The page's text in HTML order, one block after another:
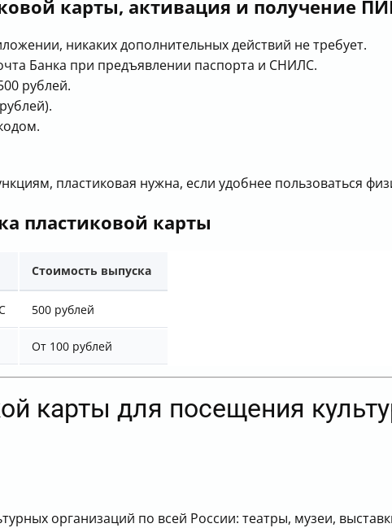
карты, активация и получение
никаких дополнительных действий не требует.
Банка при предъявлении паспорта и СНИЛС.
рублей.
пластиковая нужна, если удобнее пользоваться
пластиковой карты
Стоимость выпуска
500 рублей
От 100 рублей
карты для посещения
организаций по всей России: театры, музеи,